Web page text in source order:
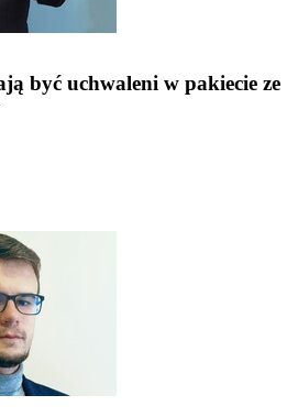
być uchwaleni w pakiecie ze